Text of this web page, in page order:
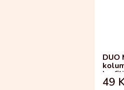
DUO
49